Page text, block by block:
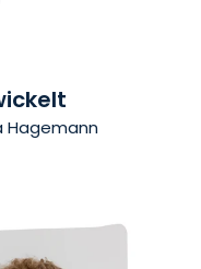
Hagemann